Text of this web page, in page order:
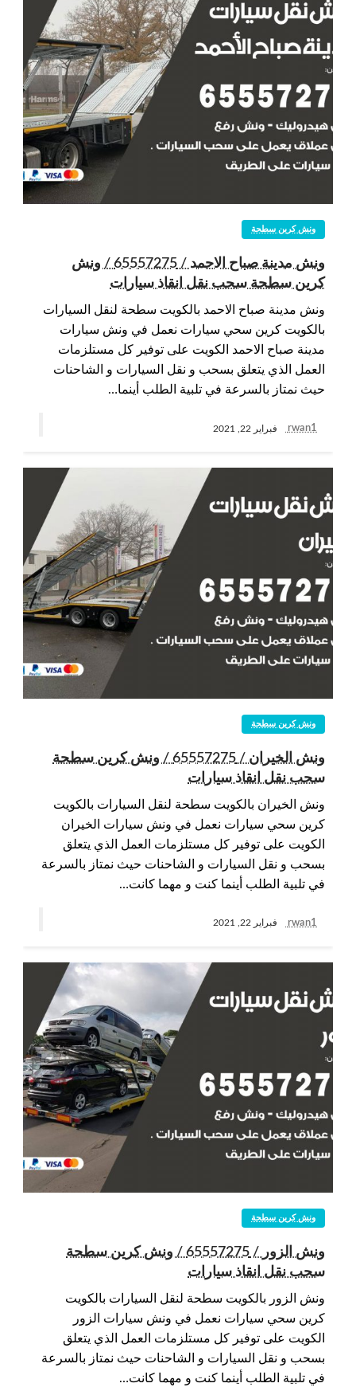
ونش كرين سطحة
ونش مدينة صباح الاحمد / 65557275 / ونش
كرين سطحة سحب نقل انقاذ سيارات
ونش مدينة صباح الاحمد بالكويت سطحة لنقل السيارات
بالكويت كرين سحي سيارات نعمل في ونش سيارات
مدينة صباح الاحمد الكويت على توفير كل مستلزمات
العمل الذي يتعلق بسحب و نقل السيارات و الشاحنات
حيث نمتاز بالسرعة في تلبية الطلب أينما…
rwan1 فبراير 22, 2021
ونش كرين سطحة
ونش الخيران / 65557275 / ونش كرين سطحة
سحب نقل انقاذ سيارات
ونش الخيران بالكويت سطحة لنقل السيارات بالكويت
كرين سحي سيارات نعمل في ونش سيارات الخيران
الكويت على توفير كل مستلزمات العمل الذي يتعلق
بسحب و نقل السيارات و الشاحنات حيث نمتاز بالسرعة
في تلبية الطلب أينما كنت و مهما كانت…
rwan1 فبراير 22, 2021
ونش كرين سطحة
ونش الزور / 65557275 / ونش كرين سطحة
سحب نقل انقاذ سيارات
ونش الزور بالكويت سطحة لنقل السيارات بالكويت
كرين سحي سيارات نعمل في ونش سيارات الزور
الكويت على توفير كل مستلزمات العمل الذي يتعلق
بسحب و نقل السيارات و الشاحنات حيث نمتاز بالسرعة
في تلبية الطلب أينما كنت و مهما كانت…